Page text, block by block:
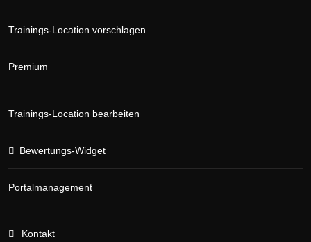
Trainings-Location vorschlagen
Premium
Trainings-Location bearbeiten
Bewertungs-Widget
Portalmanagement
Kontakt